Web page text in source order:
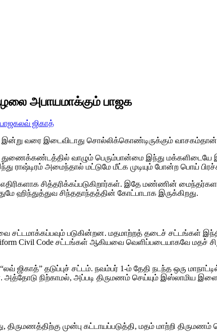
அபாயமாக்கும் பாஜக
பாஜகலவ் ஜிகாத்
வரை இடைவிடாது சொல்லிக்கொண்டிருக்கும் வாசகம்தான்
துணைக்கண்டத்தில் வாழும் பெரும்பான்மை இந்து
அமைந்தால் மட்டுமே மீட்க முடியும் போன்ற பொய்
சித்தரிக்கப்படுகிறார்கள். இதே மண்ணின்
ஹிந்துத்துவ சிந்ததாந்தத்தின் கோட்பாடாக இருக்கிறது.
படுகின்றன. மதமாற்றத் தடைச் சட்டங்கள்
Civil Code சட்டங்கள் ஆகியவை வெளிப்படையாகவே மதச்
தடுப்புச் சட்டம். நவம்பர் 1-ம் தேதி நடந்த ஒரு
நிற்காமல், அப்படி திருமணம் செய்யும் இஸ்லாமிய
முன்பு கட்டாயப்படுத்தி, மதம் மாற்றி திருமணம்